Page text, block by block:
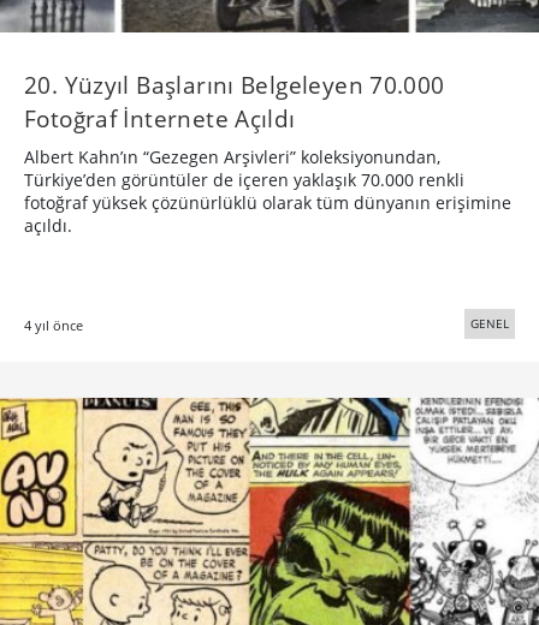
20. Yüzyıl Başlarını Belgeleyen 70.000
Fotoğraf İnternete Açıldı
Albert Kahn’ın “Gezegen Arşivleri” koleksiyonundan,
Türkiye’den görüntüler de içeren yaklaşık 70.000 renkli
fotoğraf yüksek çözünürlüklü olarak tüm dünyanın erişimine
açıldı.
4 yıl önce GENEL